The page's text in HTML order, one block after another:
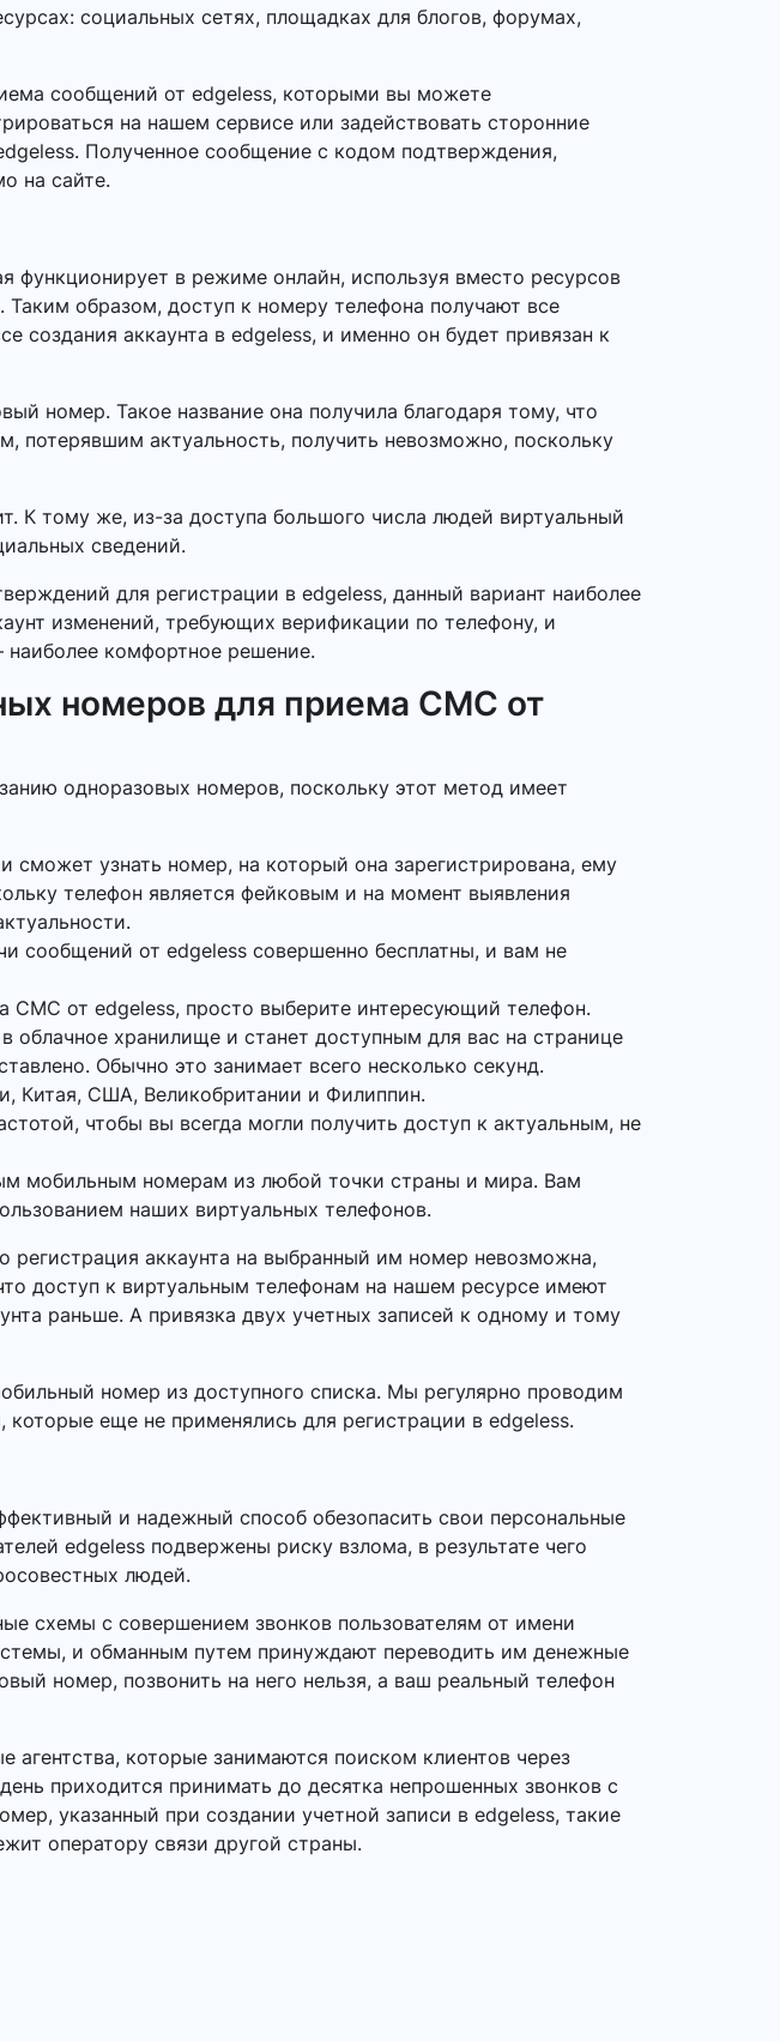
социальных сетях, площадках для блогов, форумах,
сообщений от edgeless, которыми вы можете
на нашем сервисе или задействовать сторонние
Полученное сообщение с кодом подтверждения,
на сайте.
функционирует в режиме онлайн, используя вместо ресурсов
образом, доступ к номеру телефона получают все
аккаунта в edgeless, и именно он будет привязан к
номер. Такое название она получила благодаря тому, что
потерявшим актуальность, получить невозможно, поскольку
К тому же, из-за доступа большого числа людей виртуальный
сведений.
для регистрации в edgeless, данный вариант наиболее
изменений, требующих верификации по телефону, и
наиболее комфортное решение.
номеров для приема СМС от
одноразовых номеров, поскольку этот метод имеет
сможет узнать номер, на который она зарегистрирована, ему
телефон является фейковым и на момент выявления
сообщений от edgeless совершенно бесплатны, и вам не
от edgeless, просто выберите интересующий телефон.
хранилище и станет доступным для вас на странице
Обычно это занимает всего несколько секунд.
Китая, США, Великобритании и Филиппин.
чтобы вы всегда могли получить доступ к актуальным, не
мобильным номерам из любой точки страны и мира. Вам
наших виртуальных телефонов.
регистрация аккаунта на выбранный им номер невозможна,
доступ к виртуальным телефонам на нашем ресурсе имеют
раньше. А привязка двух учетных записей к одному и тому
номер из доступного списка. Мы регулярно проводим
которые еще не применялись для регистрации в edgeless.
и надежный способ обезопасить свои персональные
edgeless подвержены риску взлома, в результате чего
людей.
схемы с совершением звонков пользователям от имени
и обманным путем принуждают переводить им денежные
номер, позвонить на него нельзя, а ваш реальный телефон
которые занимаются поиском клиентов через
приходится принимать до десятка непрошенных звонков с
указанный при создании учетной записи в edgeless, такие
оператору связи другой страны.